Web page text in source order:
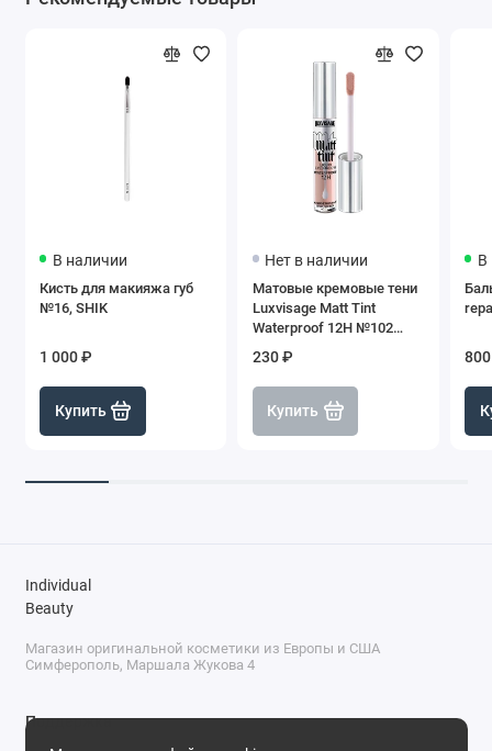
В наличии
Кисть для макияжа губ
№16, SHIK
1 000 ₽
Купить
Нет в наличии
Матовые кремовые тени
Luxvisage Matt Tint
Waterproof 12H №102
230 ₽
Купить
В
Individual
Beauty
Магазин оригинальной косметики из Европы и США
Симферополь, Маршала Жукова 4
Поддержка